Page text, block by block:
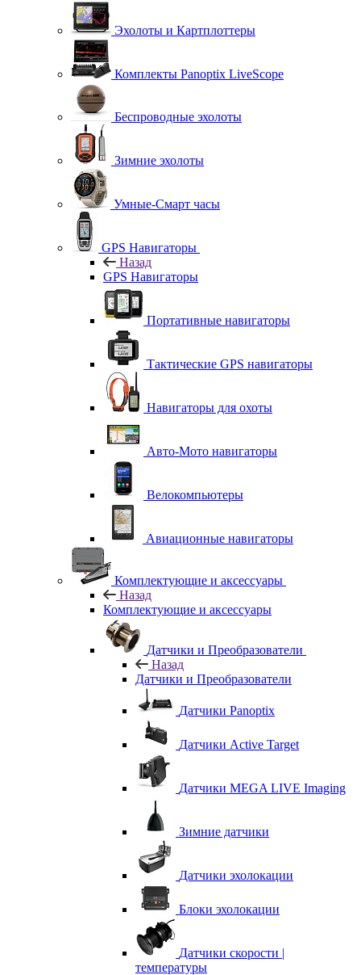
Эхолоты и Картплоттеры
Комплекты Panoptix LiveScope
Беспроводные эхолоты
Зимние эхолоты
Умные-Смарт часы
GPS Навигаторы
Назад
GPS Навигаторы
Портативные навигаторы
Тактические GPS навигаторы
Навигаторы для охоты
Авто-Мото навигаторы
Велокомпьютеры
Авиационные навигаторы
Комплектующие и аксессуары
Назад
Комплектующие и аксессуары
Датчики и Преобразователи
Назад
Датчики и Преобразователи
Датчики Panoptix
Датчики Active Target
Датчики MEGA LIVE Imaging
Зимние датчики
Датчики эхолокации
Блоки эхолокации
Датчики скорости |
температуры